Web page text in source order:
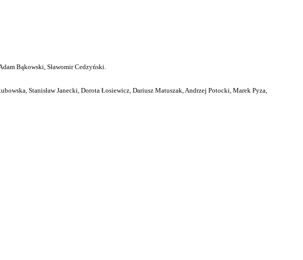
Bąkowski, Sławomir Cedzyński.
Stanisław Janecki, Dorota Łosiewicz, Dariusz Matuszak, Andrzej Potocki, Marek Pyza,